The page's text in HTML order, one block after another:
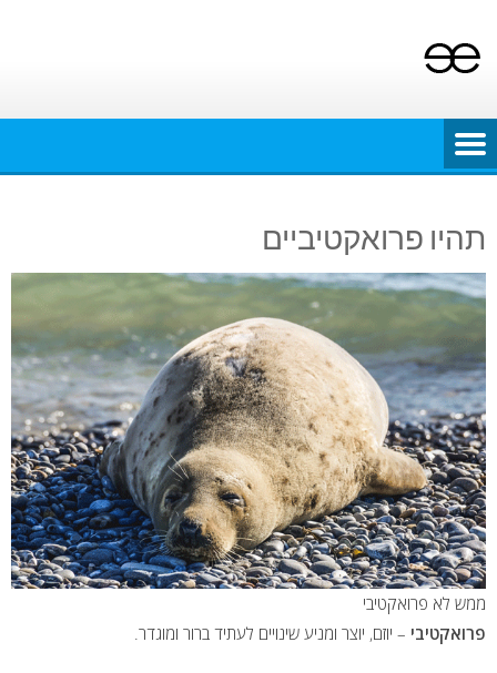
content
תהיו פרואקטיביים
ממש לא פרואקטיבי
פרואקטיבי – יוזם, יוצר ומניע שינויים לעתיד ברור ומוגדר.